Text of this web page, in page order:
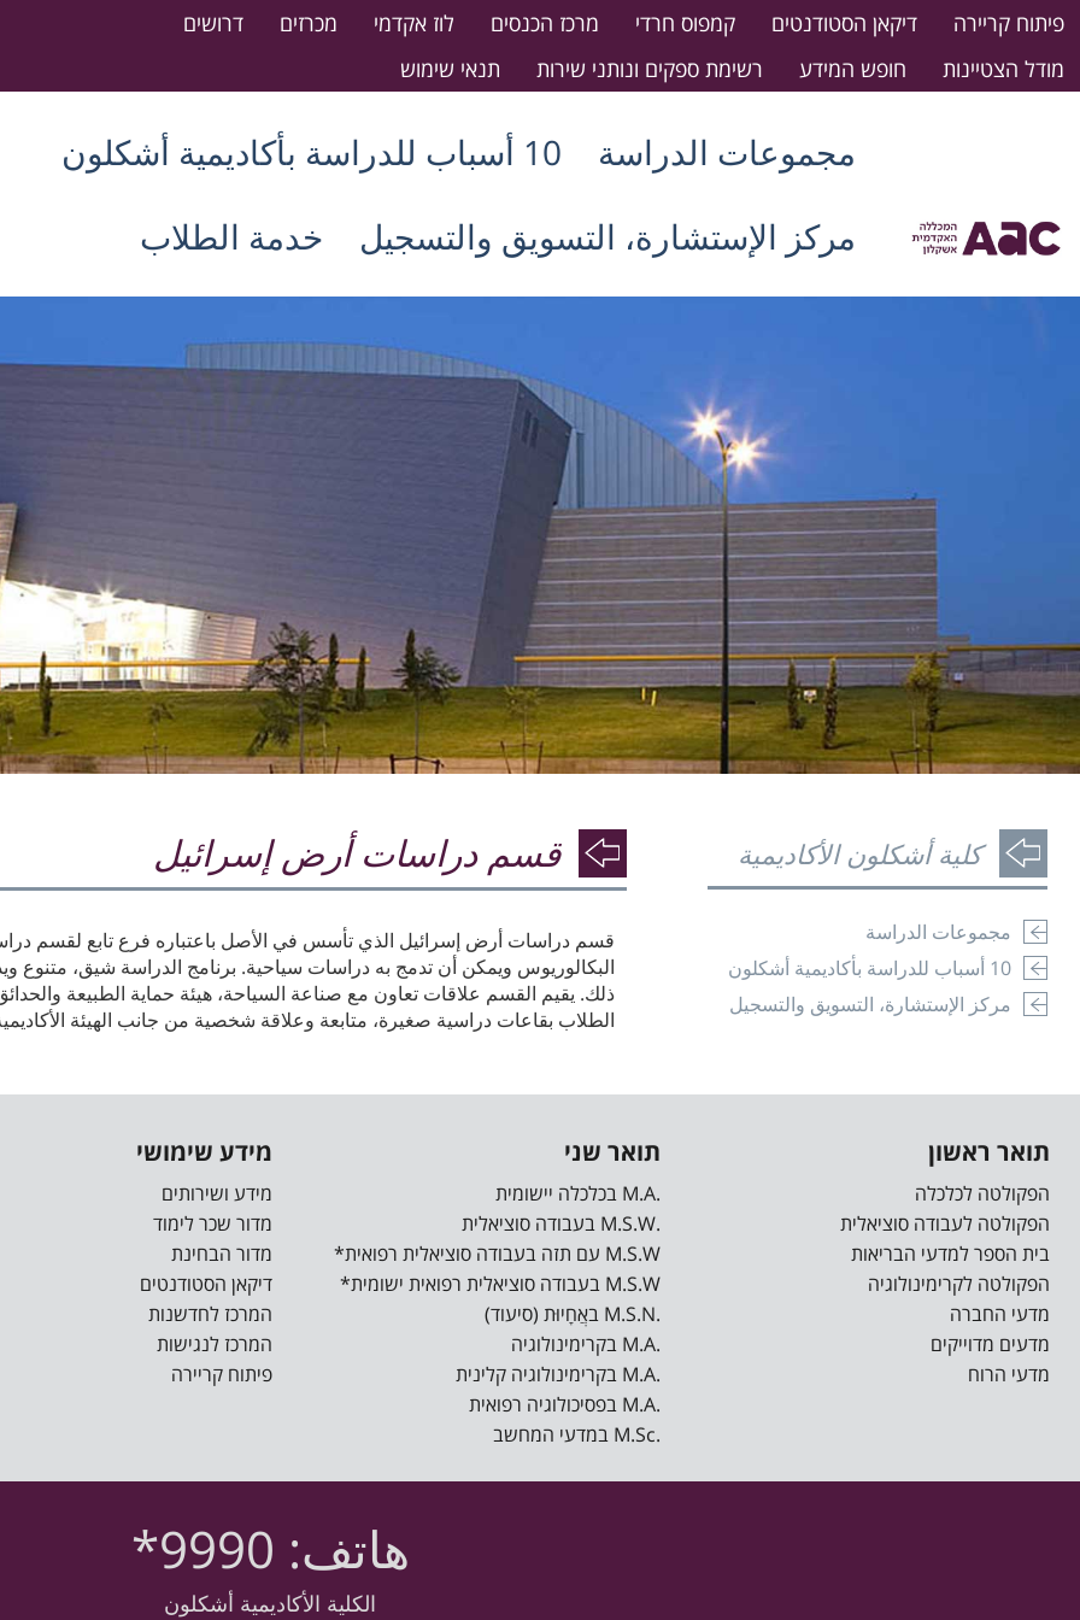
פיתוח קריירה דיקאן הסטודנטים קמפוס חרדי מרכז הכנסים לוז אקדמי מכרזים
דרושים
מודל הצטיינות
חופש המידע רשימת ספקים ונותני שירות תנאי שימוש
مجموعات الدراسة
10 أسباب للدراسة بأكاديمية أشكلون
مركز الإستشارة، التسويق والتسجيل
خدمة الطلاب
قسم دراسات أرض إسرائيل
قسم دراسات أرض إسرائيل الذي تأسس في الأصل باعتباره فرع تابع لقسم
البكالوريوس ويمكن أن تدمج به دراسات سياحية. برنامج الدراسة شيق،
ذلك. يقيم القسم علاقات تعاون مع صناعة السياحة، هيئة حماية الطبيعة
الطلاب بقاعات دراسية صغيرة، متابعة وعلاقة شخصية من جانب الهيئة الأكاديمية
كلية أشكلون الأكاديمية
مجموعات الدراسة
10 أسباب للدراسة بأكاديمية أشكلون
مركز الإستشارة، التسويق والتسجيل
תואר ראשון
הפקולטה לכלכלה
הפקולטה לעבודה סוציאלית
בית הספר למדעי הבריאות
הפקולטה לקרימינולוגיה
מדעי החברה
מדעים מדוייקים
מדעי הרוח
תואר שני
.M.A בכלכלה יישומית
.M.S.W בעבודה סוציאלית
M.S.W עם תזה בעבודה סוציאלית רפואית*
M.S.W בעבודה סוציאלית רפואית ישומית*
.M.S.N באֲחָיוּת (סיעוד)
.M.A בקרימינולוגיה
.M.A בקרימינולוגיה קלינית
.M.A בפסיכולוגיה רפואית
.M.Sc במדעי המחשב
מידע שימושי
מידע ושירותים
מדור שכר לימוד
מדור הבחינת
דיקאן הסטודנטים
המרכז לחדשנות
המרכז לנגישות
פיתוח קריירה
هاتف: 9990*
الكلية الأكاديمية أشكلون